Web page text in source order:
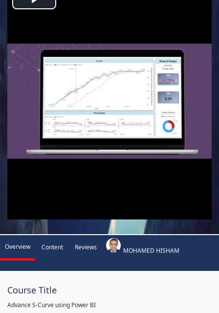
Play
Overview Content Reviews MOHAMED HISHAM
Course Title
Advance S-Curve using Power BI